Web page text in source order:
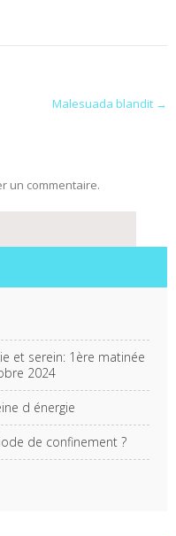
Malesuada blandit →
un commentaire.
et serein: 1ère matinée
2024
d énergie
de confinement ?